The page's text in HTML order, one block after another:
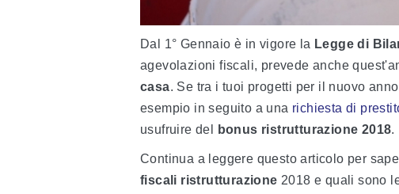
Dal 1° Gennaio è in vigore la Legge di
agevolazioni fiscali, prevede anche
casa. Se tra i tuoi progetti per il nuovo
esempio in seguito a una richiesta di
usufruire del
bonus ristrutturazione 2018.
Continua a leggere questo articolo per
fiscali ristrutturazione 2018 e quali sono